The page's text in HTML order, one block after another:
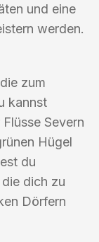
und eine
werden.
zum
kannst
Severn
Hügel
du
dich zu
Dörfern